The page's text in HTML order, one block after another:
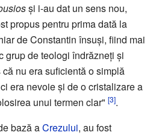
și i-au dat un sens nou,
propus pentru prima dată la
de Constantin însuși, fiind mai
grup de teologi îndrăzneți și
nu era suficientă o simplă
era nevoie și de o cristalizare a
unui termen clar" [3].
bază aCrezului, au fost